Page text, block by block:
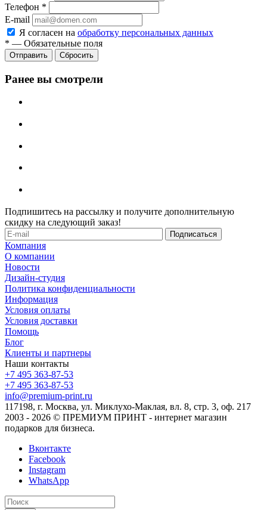
Телефон *
E-mail
Я согласен на обработку персональных данных
* — Обязательные поля
Отправить Сбросить
Ранее вы смотрели
Подпишитесь на рассылку и получите дополнительную
скидку на следующий заказ!
Компания
О компании
Новости
Дизайн-студия
Политика конфиденциальности
Информация
Условия оплаты
Условия доставки
Помощь
Блог
Клиенты и партнеры
Наши контакты
+7 495 363-87-53
+7 495 363-87-53
info@premium-print.ru
117198, г. Москва, ул. Миклухо-Маклая, вл. 8, стр. 3, оф. 217
2003 - 2026 © ПРЕМИУМ ПРИНТ - интернет магазин
подарков для бизнеса.
Вконтакте
Facebook
Instagram
WhatsApp